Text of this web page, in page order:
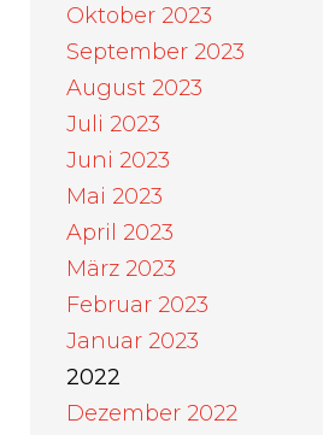
Oktober 2023
September 2023
August 2023
Juli 2023
Juni 2023
Mai 2023
April 2023
März 2023
Februar 2023
Januar 2023
2022
Dezember 2022